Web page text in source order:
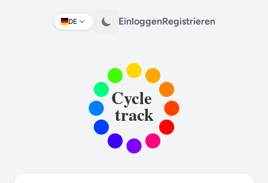
DE
Change language EinloggenRegistrieren